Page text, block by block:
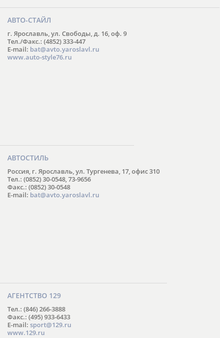
АВТО-СТАЙЛ
г. Ярославль, ул. Свободы, д. 16, оф. 9
Тел./Факс.: (4852) 333-447
E-mail: bat@avto.yaroslavl.ru
www.auto-style76.ru
АВТОСТИЛЬ
Россия, г. Ярославль, ул. Тургенева, 17, офис 310
Тел.: (0852) 30-0548, 73-9656
Факс.: (0852) 30-0548
E-mail: bat@avto.yaroslavl.ru
АГЕНТСТВО 129
Тел.: (846) 266-3888
Факс.: (495) 933-6433
E-mail: sport@129.ru
www.129.ru